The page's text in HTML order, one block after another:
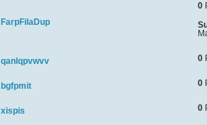
FarpFilaDup
0
qanlqpvwvv 0
bgfpmit 0
xispis 0